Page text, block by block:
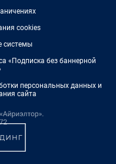
cookies
системы
«Подписка без баннерной
персональных данных и
сайта